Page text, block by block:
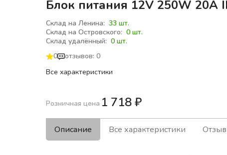
Блок питания 12V 250W
Склад на Ленина: 33 шт.
Склад на Островского: 0 шт.
Склад удалённый: 0 шт.
0
отзывов: 0
Все характеристики
Розничная цена 1 718₽
Описание Все характеристики